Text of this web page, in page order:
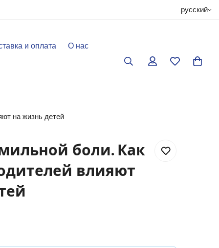
русский
и оплата О нас
на жизнь детей
боли. Как
влияют